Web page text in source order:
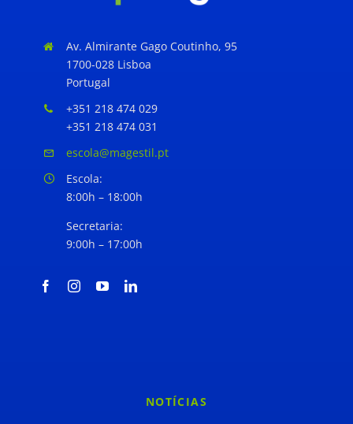
Av. Almirante Gago Coutinho, 95
1700-028 Lisboa
Portugal
+351 218 474 029
+351 218 474 031
escola@magestil.pt
Escola:
8:00h – 18:00h
Secretaria:
9:00h – 17:00h
NOTÍCIAS